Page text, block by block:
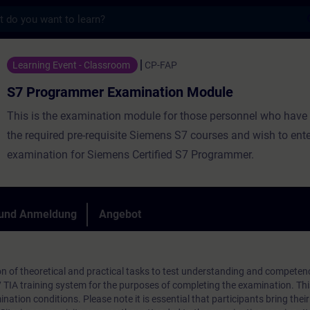
Examination Module - Training -
Learning Event - Classroom CP-FAP
S7 Programmer Examination Module
This is the examination module for those personnel who have
the required pre-requisite Siemens S7 courses and wish to
examination for Siemens Certified S7 Programmer.
Anmeldung Angebot
of theoretical and practical tasks to test understanding and
training system for the purposes of completing the examination.
conditions. Please note it is essential that participants bring